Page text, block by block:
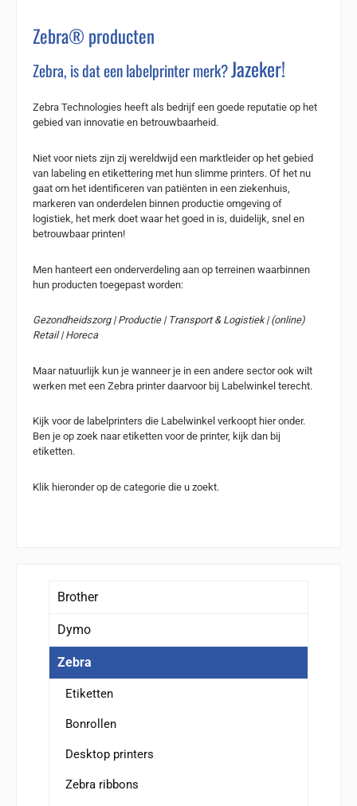
Zebra® producten
Zebra, is dat een labelprinter merk?Jazeker!
Zebra Technologies heeft als bedrijf een goede reputatie op het
gebied van innovatie en betrouwbaarheid.
Niet voor niets zijn zij wereldwijd een marktleider op het gebied
van labeling en etikettering met hun slimme printers. Of het nu
gaat om het identificeren van patiënten in een ziekenhuis,
markeren van onderdelen binnen productie omgeving of
logistiek, het merk doet waar het goed in is, duidelijk, snel en
betrouwbaar printen!
Men hanteert een onderverdeling aan op terreinen waarbinnen
hun producten toegepast worden:
Gezondheidszorg | Productie | Transport & Logistiek | (online)
Retail | Horeca
Maar natuurlijk kun je wanneer je in een andere sector ook wilt
werken met een Zebra printer daarvoor bij Labelwinkel terecht.
Kijk voor de labelprinters die Labelwinkel verkoopt hier onder.
Ben je op zoek naar etiketten voor de printer, kijk dan bij
etiketten.
Klik hieronder op de categorie die u zoekt.
Brother
Dymo
Zebra
Etiketten
Bonrollen
Desktop printers
Zebra ribbons